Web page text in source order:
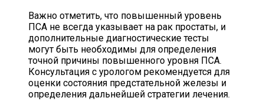
Важно отметить, что повышенный уровень
ПСА не всегда указывает на рак простаты, и
дополнительные диагностические тесты
могут быть необходимы для определения
точной причины повышенного уровня ПСА.
Консультация с урологом рекомендуется для
оценки состояния предстательной железы и
определения дальнейшей стратегии лечения.